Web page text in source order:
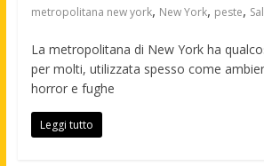
metropolitana new york, New York, peste,
La metropolitana di New York ha
per molti, utilizzata spesso come
horror e fughe
Leggi tutto